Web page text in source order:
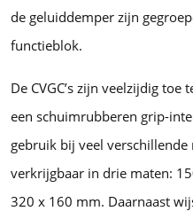
de geluiddemper zijn
functieblok.
De CVGC’s zijn veelzijdig
een schuimrubberen grip-
gebruik bij veel verschillende
verkrijgbaar in drie maten:
320 x 160 mm. Daarnaast